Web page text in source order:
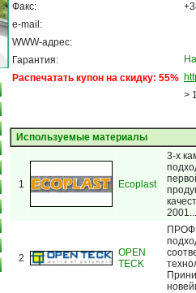
Факс:
e-mail:
WWW-адрес:
Гарантия:
Распечатать купон на скидку: 55%
>
Используемые материалы
1 Ecoplast
3-х
2
OPEN
TECK